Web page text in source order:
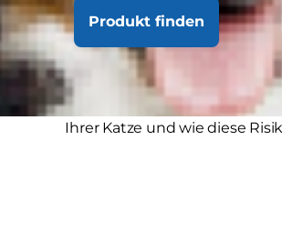
Produkt finden
Tieres ertasten.
Ist eine Katze übergewichtig,
Arthrose, Krebs oder
Ihrer Katze und wie diese